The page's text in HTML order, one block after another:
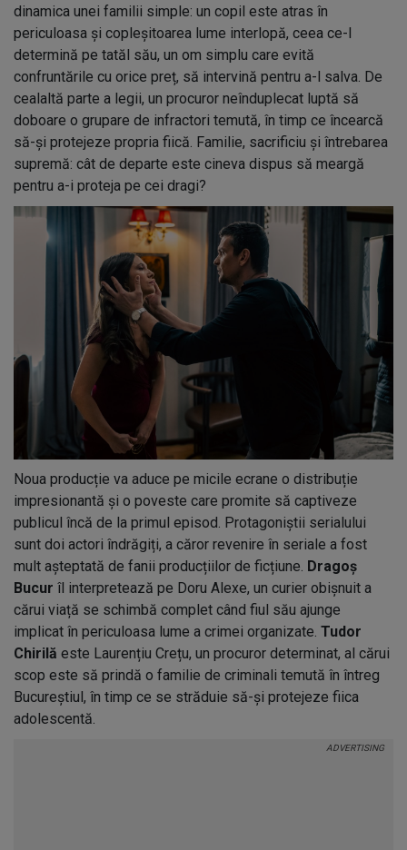
dinamica unei familii simple: un copil este atras în
periculoasa și copleșitoarea lume interlopă, ceea ce-l
determină pe tatăl său, un om simplu care evită
confruntările cu orice preț, să intervină pentru a-l salva. De
cealaltă parte a legii, un procuror neînduplecat luptă să
doboare o grupare de infractori temută, în timp ce încearcă
să-și protejeze propria fiică. Familie, sacrificiu și întrebarea
supremă: cât de departe este cineva dispus să meargă
pentru a-i proteja pe cei dragi?
Noua producție va aduce pe micile ecrane o distribuție
impresionantă și o poveste care promite să captiveze
publicul încă de la primul episod. Protagoniștii serialului
sunt doi actori îndrăgiți, a căror revenire în seriale a fost
mult așteptată de fanii producțiilor de ficțiune. Dragoș
Bucur îl interpretează pe Doru Alexe, un curier obișnuit a
cărui viață se schimbă complet când fiul său ajunge
implicat în periculoasa lume a crimei organizate. Tudor
Chirilă este Laurențiu Crețu, un procuror determinat, al cărui
scop este să prindă o familie de criminali temută în întreg
Bucureștiul, în timp ce se străduie să-și protejeze fiica
adolescentă.